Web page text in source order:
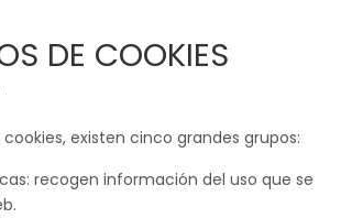
DE COOKIES
existen cinco grandes grupos:
recogen información del uso que se